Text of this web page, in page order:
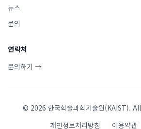
뉴스
문의
연락처
문의하기 →
© 2026 한국학술과학기술원(KAIST).
개인정보처리방침
이용약관